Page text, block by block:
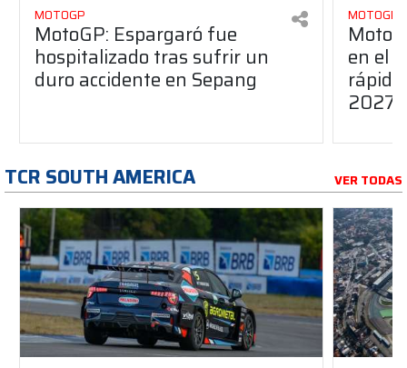
MOTOGP
MotoGP: Espargaró fue
hospitalizado tras sufrir un
duro accidente en Sepang
MOTOGP
en el
2027
TCR SOUTH AMERICA VER TODAS